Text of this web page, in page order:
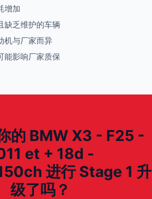
增加
缺乏维护的车辆
机与厂家而异
能影响厂家质保
的 BMW X3 - F25 -
et + 18d -
进行 Stage 1 升
级了吗？